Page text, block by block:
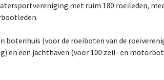
met ruim 180 roeileden,
botenhuis (voor de roeiboten van de
en een jachthaven (voor 100 zeil- en